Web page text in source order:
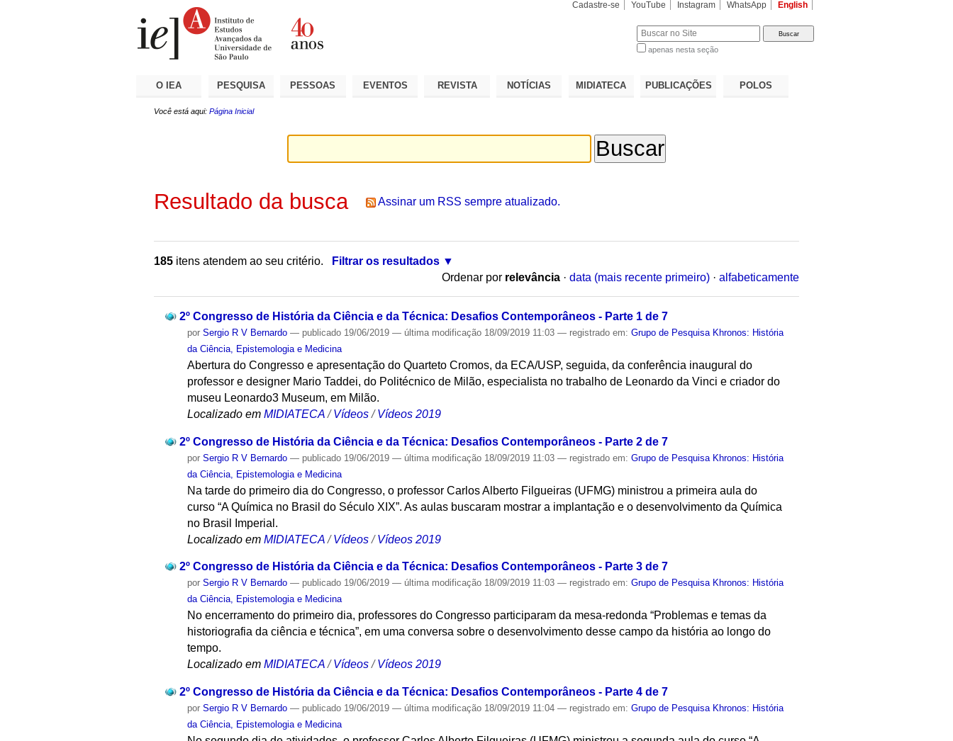
Cadastre-se YouTube Instagram WhatsApp English
apenas nesta seção
O IEA PESQUISA PESSOAS EVENTOS REVISTA NOTÍCIAS MIDIATECA PUBLICAÇÕES POLOS
Você está aqui: Página Inicial
Resultado da busca Assinar um RSS sempre atualizado.
185 itens atendem ao seu critério.
Filtrar os resultados
Ordenar por relevância · data (mais recente primeiro) · alfabeticamente
2º Congresso de História da Ciência e da Técnica: Desafios Contemporâneos - Parte 1 de 7
porSergio R V Bernardo — publicado 19/06/2019— última modificação 18/09/2019 11:03— registrado em:Grupo de Pesquisa Khronos: História
da Ciência, Epistemologia e Medicina
Abertura do Congresso e apresentação do Quarteto Cromos, da ECA/USP, seguida, da conferência inaugural do
professor e designer Mario Taddei, do Politécnico de Milão, especialista no trabalho de Leonardo da Vinci e criador do
museu Leonardo3 Museum, em Milão.
Localizado em MIDIATECA /Vídeos /Vídeos 2019
2º Congresso de História da Ciência e da Técnica: Desafios Contemporâneos - Parte 2 de 7
porSergio R V Bernardo — publicado 19/06/2019— última modificação 18/09/2019 11:03— registrado em:Grupo de Pesquisa Khronos: História
da Ciência, Epistemologia e Medicina
Na tarde do primeiro dia do Congresso, o professor Carlos Alberto Filgueiras (UFMG) ministrou a primeira aula do
curso “A Química no Brasil do Século XIX”. As aulas buscaram mostrar a implantação e o desenvolvimento da Química
no Brasil Imperial.
Localizado em MIDIATECA /Vídeos /Vídeos 2019
2º Congresso de História da Ciência e da Técnica: Desafios Contemporâneos - Parte 3 de 7
porSergio R V Bernardo — publicado 19/06/2019— última modificação 18/09/2019 11:03— registrado em:Grupo de Pesquisa Khronos: História
da Ciência, Epistemologia e Medicina
No encerramento do primeiro dia, professores do Congresso participaram da mesa-redonda “Problemas e temas da
historiografia da ciência e técnica”, em uma conversa sobre o desenvolvimento desse campo da história ao longo do
tempo.
Localizado em MIDIATECA /Vídeos /Vídeos 2019
2º Congresso de História da Ciência e da Técnica: Desafios Contemporâneos - Parte 4 de 7
porSergio R V Bernardo — publicado 19/06/2019— última modificação 18/09/2019 11:04— registrado em:Grupo de Pesquisa Khronos: História
da Ciência, Epistemologia e Medicina